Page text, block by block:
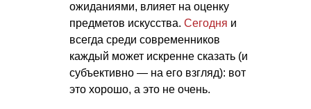
ожиданиями, влияет на оценку
предметов искусства. Сегодня и
всегда среди современников
каждый может искренне сказать (и
субъективно — на его взгляд): вот
это хорошо, а это не очень.